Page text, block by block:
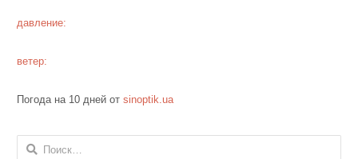
давление:
ветер:
Погода на 10 дней от sinoptik.ua
Найти: